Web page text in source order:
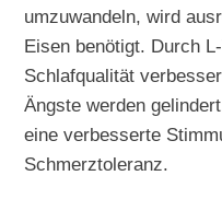
umzuwandeln, wird
Eisen benötigt. Durch
Schlafqualität
Ängste werden
eine verbesserte
Schmerztoleranz.